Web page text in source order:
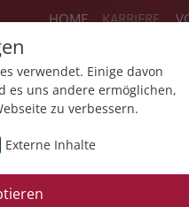
HOME KARRIERE
Jobs Ausbildung
Quereinstieg
verwendet. Einige davon
es uns andere ermöglichen,
zu verbessern.
Externe Inhalte